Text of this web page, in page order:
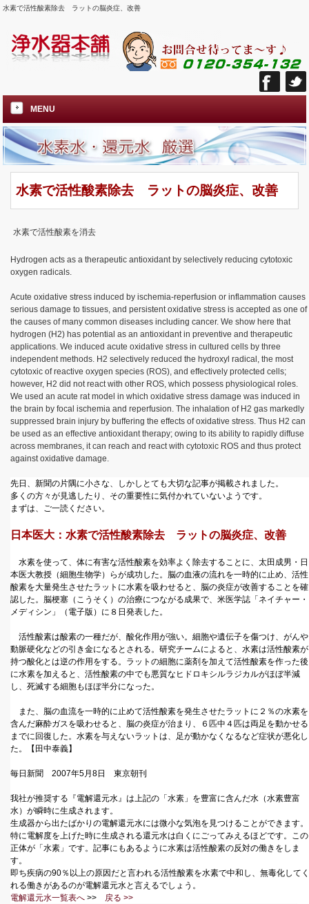
水素で活性酸素除去 ラットの脳炎症、改善
MENU
水素で活性酸素除去 ラットの脳炎症、改善
水素で活性酸素を消去
Hydrogen acts as a therapeutic antioxidant by selectively reducing cytotoxic
oxygen radicals.
Acute oxidative stress induced by ischemia-reperfusion or inflammation causes
serious damage to tissues, and persistent oxidative stress is accepted as one of
the causes of many common diseases including cancer. We show here that
hydrogen (H2) has potential as an antioxidant in preventive and therapeutic
applications. We induced acute oxidative stress in cultured cells by three
independent methods. H2 selectively reduced the hydroxyl radical, the most
cytotoxic of reactive oxygen species (ROS), and effectively protected cells;
however, H2 did not react with other ROS, which possess physiological roles.
We used an acute rat model in which oxidative stress damage was induced in
the brain by focal ischemia and reperfusion. The inhalation of H2 gas markedly
suppressed brain injury by buffering the effects of oxidative stress. Thus H2 can
be used as an effective antioxidant therapy; owing to its ability to rapidly diffuse
across membranes, it can reach and react with cytotoxic ROS and thus protect
against oxidative damage.
先日、新聞の片隅に小さな、しかしとても大切な記事が掲載されました。
多くの方々が見逃したり、その重要性に気付かれていないようです。
まずは、ご一読ください。
日本医大：水素で活性酸素除去 ラットの脳炎症、改善
水素を使って、体に有害な活性酸素を効率よく除去することに、太田成男・日
本医大教授（細胞生物学）らが成功した。脳の血液の流れを一時的に止め、活性
酸素を大量発生させたラットに水素を吸わせると、脳の炎症が改善することを確
認した。脳梗塞（こうそく）の治療につながる成果で、米医学誌「ネイチャー・
メディシン」（電子版）に８日発表した。
活性酸素は酸素の一種だが、酸化作用が強い。細胞や遺伝子を傷つけ、がんや
動脈硬化などの引き金になるとされる。研究チームによると、水素は活性酸素が
持つ酸化とは逆の作用をする。ラットの細胞に薬剤を加えて活性酸素を作った後
に水素を加えると、活性酸素の中でも悪質なヒドロキシルラジカルがほぼ半減
し、死滅する細胞もほぼ半分になった。
また、脳の血流を一時的に止めて活性酸素を発生させたラットに２％の水素を
含んだ麻酔ガスを吸わせると、脳の炎症が治まり、６匹中４匹は両足を動かせる
までに回復した。水素を与えないラットは、足が動かなくなるなど症状が悪化し
た。【田中泰義】
毎日新聞 2007年5月8日 東京朝刊
我社が推奨する『電解還元水』は上記の「水素」を豊富に含んだ水（水素豊富
水）が瞬時に生成されます。
生成器から出たばかりの電解還元水には微小な気泡を見つけることができます。
特に電解度を上げた時に生成される還元水は白くにごってみえるほどです。この
正体が「水素」です。記事にもあるように水素は活性酸素の反対の働きをしま
す。
即ち疾病の90％以上の原因だと言われる活性酸素を水素で中和し、無毒化して
れる働きがあるのが電解還元水と言えるでしょう。
電解還元水一覧表へ >> 戻る >>